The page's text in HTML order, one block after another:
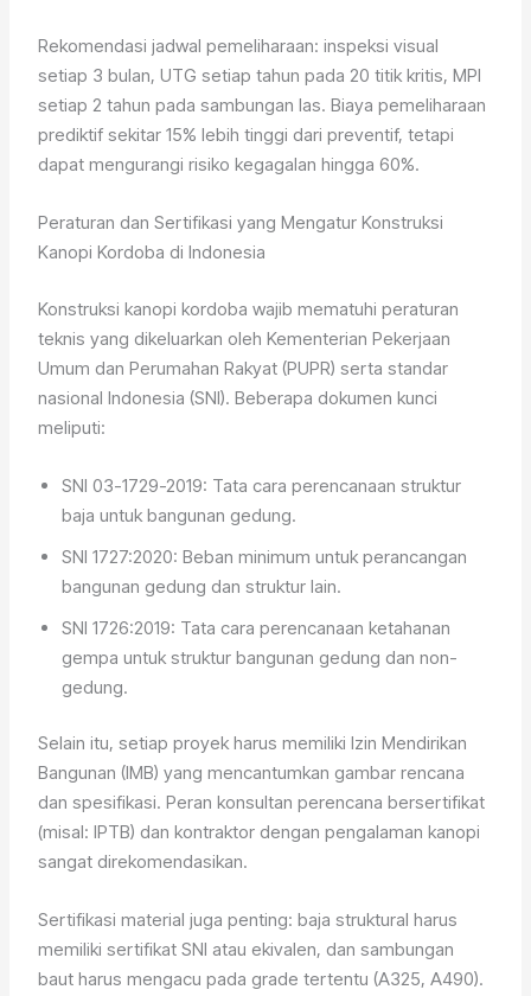
Rekomendasi jadwal pemeliharaan: inspeksi visual
setiap 3 bulan, UTG setiap tahun pada 20 titik kritis, MPI
setiap 2 tahun pada sambungan las. Biaya pemeliharaan
prediktif sekitar 15% lebih tinggi dari preventif, tetapi
dapat mengurangi risiko kegagalan hingga 60%.
Peraturan dan Sertifikasi yang Mengatur Konstruksi
Kanopi Kordoba di Indonesia
Konstruksi kanopi kordoba wajib mematuhi peraturan
teknis yang dikeluarkan oleh Kementerian Pekerjaan
Umum dan Perumahan Rakyat (PUPR) serta standar
nasional Indonesia (SNI). Beberapa dokumen kunci
meliputi:
SNI 03-1729-2019: Tata cara perencanaan struktur
baja untuk bangunan gedung.
SNI 1727:2020: Beban minimum untuk perancangan
bangunan gedung dan struktur lain.
SNI 1726:2019: Tata cara perencanaan ketahanan
gempa untuk struktur bangunan gedung dan non-
gedung.
Selain itu, setiap proyek harus memiliki Izin Mendirikan
Bangunan (IMB) yang mencantumkan gambar rencana
dan spesifikasi. Peran konsultan perencana bersertifikat
(misal: IPTB) dan kontraktor dengan pengalaman kanopi
sangat direkomendasikan.
Sertifikasi material juga penting: baja struktural harus
memiliki sertifikat SNI atau ekivalen, dan sambungan
baut harus mengacu pada grade tertentu (A325, A490).